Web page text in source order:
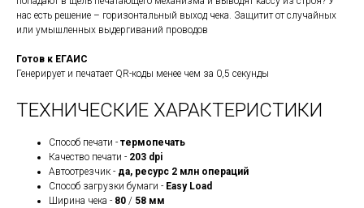
нас есть решение – горизонтальный выход чека. Защитит от случайных
или умышленных выдергиваний проводов
Готов к ЕГАИС
Генерирует и печатает QR-коды менее чем за 0,5 секунды
ТЕХНИЧЕСКИЕ ХАРАКТЕРИСТИКИ
Способ печати - термопечать
Качество печати - 203 dpi
Автоотрезчик - да, ресурс 2 млн операций
Способ загрузки бумаги - Easy Load
Ширина чека - 80 / 58 мм